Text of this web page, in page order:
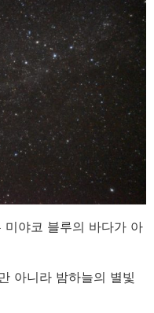
야코 블루의 바다가 아
아니라 밤하늘의 별빛